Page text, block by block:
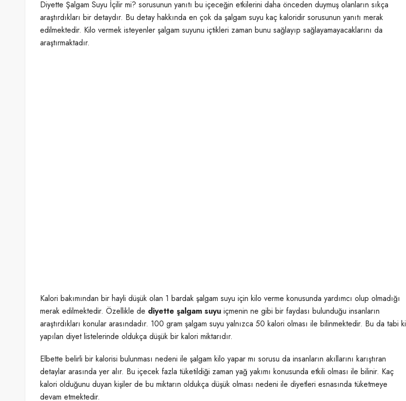
Diyette Şalgam Suyu İçilir mi? sorusunun yanıtı bu içeceğin etkilerini daha önceden duymuş olanların sıkça
araştırdıkları bir detaydır. Bu detay hakkında en çok da şalgam suyu kaç kaloridir sorusunun yanıtı merak
edilmektedir. Kilo vermek isteyenler şalgam suyunu içtikleri zaman bunu sağlayıp sağlayamayacaklarını da
araştırmaktadır.
Kalori bakımından bir hayli düşük olan 1 bardak şalgam suyu için kilo verme konusunda yardımcı olup olmadığı
merak edilmektedir. Özellikle de diyette şalgam suyu içmenin ne gibi bir faydası bulunduğu insanların
araştırdıkları konular arasındadır. 100 gram şalgam suyu yalnızca 50 kalori olması ile bilinmektedir. Bu da tabi ki
yapılan diyet listelerinde oldukça düşük bir kalori miktarıdır.
Elbette belirli bir kalorisi bulunması nedeni ile şalgam kilo yapar mı sorusu da insanların akıllarını karıştıran
detaylar arasında yer alır. Bu içecek fazla tüketildiği zaman yağ yakımı konusunda etkili olması ile bilinir. Kaç
kalori olduğunu duyan kişiler de bu miktarın oldukça düşük olması nedeni ile diyetleri esnasında tüketmeye
devam etmektedir.